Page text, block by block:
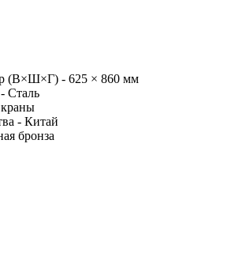
(В×Ш×Г) - 625 × 860 мм
Сталь
- Китай
бронза